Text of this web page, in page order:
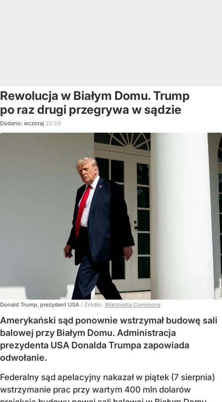
Rewolucja w Białym Domu. Trump
po raz drugi przegrywa w sądzie
Dodano: wczoraj 22:59
Donald Trump, prezydent USA / Źródło: Wikimedia Commons
Amerykański sąd ponownie wstrzymał budowę sali
balowej przy Białym Domu. Administracja
prezydenta USA Donalda Trumpa zapowiada
odwołanie.
Federalny sąd apelacyjny nakazał w piątek (7 sierpnia)
wstrzymanie prac przy wartym 400 mln dolarów